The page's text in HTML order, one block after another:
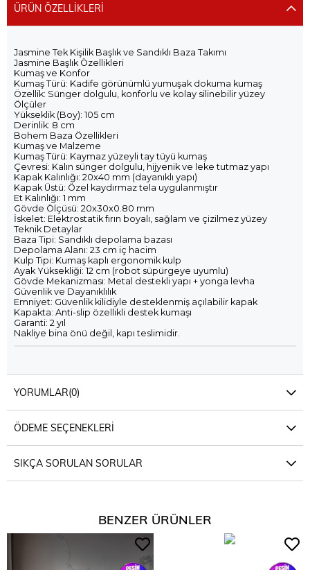
**** ****
17 Nisan 2026
Küçük kardeşim (10) için aldık.. Oldukça kullanışlı ve konforlu.
S** G**
15 Nisan 2026
Kalitesine bayıldık. Yorum 1 tane vardı tereddütte kalmıştım.
Ama cidden çok kaliteli çıktı. Çocuklar bayıldı
ÜRÜN ÖZELLIKLERI
Jasmine Tek Kişilik Başlık ve Sandıklı Baza Takımı
Jasmine Başlık Özellikleri
Kumaş ve Konfor
Kumaş Türü: Kadife görünümlü yumuşak dokuma kumaş
Özellik: Sünger dolgulu, konforlu ve kolay silinebilir yüzey
Ölçüler
Yükseklik (Boy): 105 cm
Derinlik: 8 cm
Bohem Baza Özellikleri
Kumaş ve Malzeme
Kumaş Türü: Kaymaz yüzeyli tay tüyü kumaş
Çevresi: Kalın sünger dolgulu, hijyenik ve leke tutmaz yapı
Kapak Kalınlığı: 20x40 mm (dayanıklı yapı)
Kapak Üstü: Özel kaydırmaz tela uygulanmıştır
Et Kalınlığı: 1 mm
Gövde Ölçüsü: 20x30x0.80 mm
İskelet: Elektrostatik fırın boyalı, sağlam ve çizilmez yüzey
Teknik Detaylar
Baza Tipi: Sandıklı depolama bazası
Depolama Alanı: 23 cm iç hacim
Kulp Tipi: Kumaş kaplı ergonomik kulp
Ayak Yüksekliği: 12 cm (robot süpürgeye uyumlu)
Gövde Mekanizması: Metal destekli yapı + yonga levha
Güvenlik ve Dayanıklılık
Emniyet: Güvenlik kilidiyle desteklenmiş açılabilir kapak
Kapakta: Anti-slip özellikli destek kumaşı
Garanti: 2 yıl
Nakliye bina önü değil, kapı teslimidir.
YORUMLAR(0)
ÖDEME SEÇENEKLERI
SIKÇA SORULAN SORULAR
BENZER ÜRÜNLER